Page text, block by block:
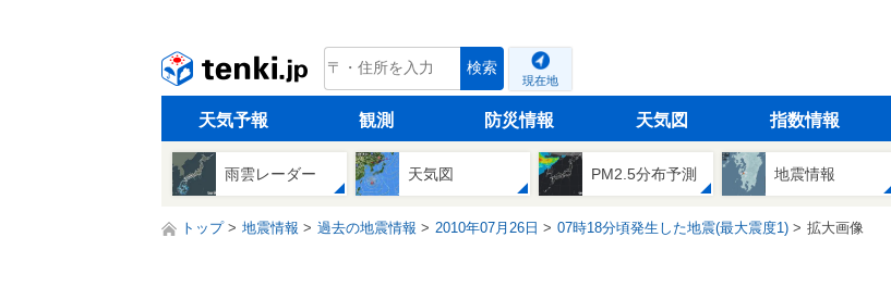
tenki.jp 検索
現在地
天気予報 観測 防災情報 天気図 指数情報
雨雲レーダー 天気図 PM2.5分布予測 地震情報
トップ 地震情報 過去の地震情報 2010年07月26日 07時18分頃発生した地震(最大震度1) 拡大画像